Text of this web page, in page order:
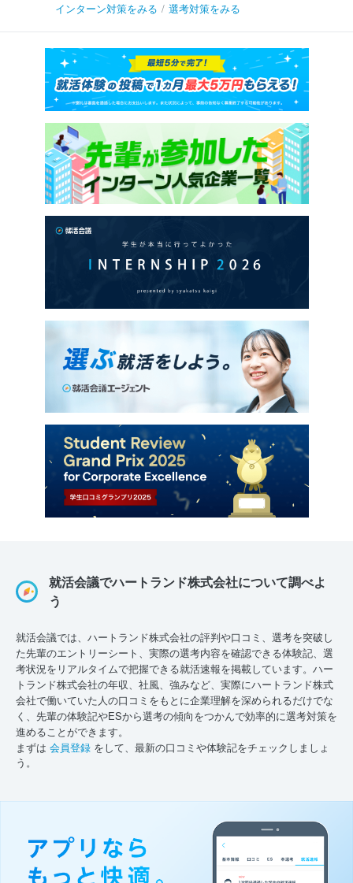
インターン対策をみる / 選考対策をみる
就活会議でハートランド株式会社について調べよ
う
就活会議では、ハートランド株式会社の評判や口コミ、選考を突破し
た先輩のエントリーシート、実際の選考内容を確認できる体験記、選
考状況をリアルタイムで把握できる就活速報を掲載しています。ハー
トランド株式会社の年収、社風、強みなど、実際にハートランド株式
会社で働いていた人の口コミをもとに企業理解を深められるだけでな
く、先輩の体験記やESから選考の傾向をつかんで効率的に選考対策を
進めることができます。
まずは 会員登録 をして、最新の口コミや体験記をチェックしましょ
う。